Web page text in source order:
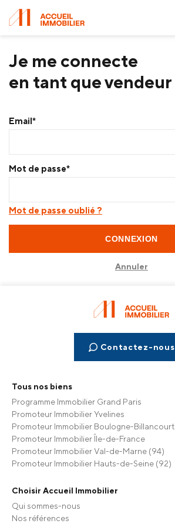
Je me connecte
en tant que vendeur
Email*
Mot de passe*
Mot de passe oublié ?
CONNEXION
Annuler
Tous nos biens
Programme Immobilier Grand Paris
Promoteur Immobilier Yvelines
Promoteur Immobilier Boulogne-Billancourt
Promoteur Immobilier Île-de-France
Promoteur Immobilier Val-de-Marne (94)
Promoteur Immobilier Hauts-de-Seine (92)
Choisir Accueil Immobilier
Qui sommes-nous
Nos références
Contactez-nous